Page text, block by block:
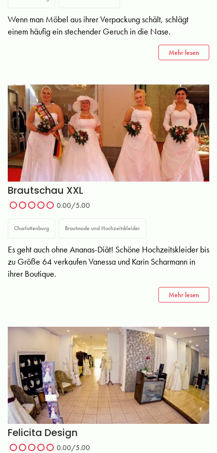
Wenn man Möbel aus ihrer Verpackung schält, schlägt
einem häufig ein stechender Geruch in die Nase.
Mehr lesen
Brautschau XXL
0.00/5.00
Charlottenburg Brautmode und Hochzeitskleider
Es geht auch ohne Ananas-Diät! Schöne Hochzeitskleider bis
zu Größe 64 verkaufen Vanessa und Karin Scharmann in
ihrer Boutique.
Mehr lesen
Felicita Design
0.00/5.00